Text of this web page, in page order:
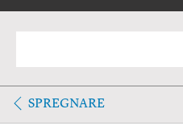
SPREGNARE